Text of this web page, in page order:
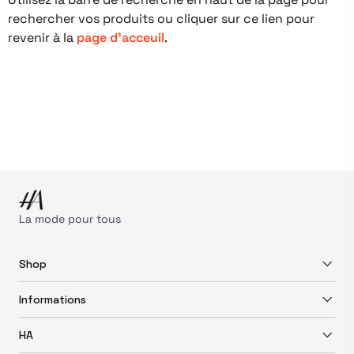
rechercher vos produits ou cliquer sur ce lien pour
revenir à la page d'acceuil.
La mode pour tous
Shop
Informations
HA